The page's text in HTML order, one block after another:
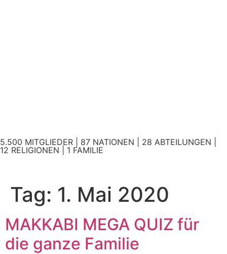
5.500 MITGLIEDER | 87 NATIONEN | 28 ABTEILUNGEN |
12 RELIGIONEN | 1 FAMILIE
Tag: 1. Mai 2020
MAKKABI MEGA QUIZ für
die ganze Familie